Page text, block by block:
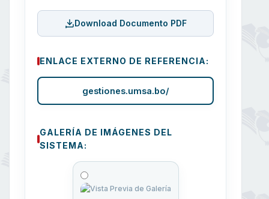
Download Documento PDF
ENLACE EXTERNO DE REFERENCIA:
gestiones.umsa.bo/
GALERÍA DE IMÁGENES DEL
SISTEMA: